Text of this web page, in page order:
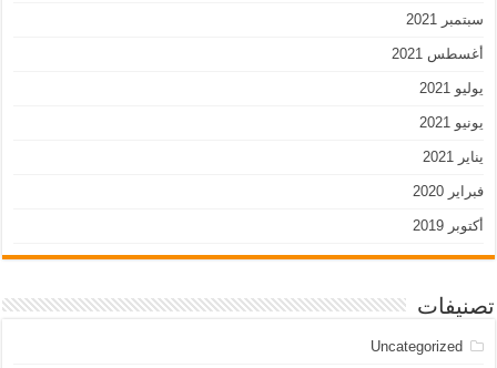
سبتمبر 2021
أغسطس 2021
يوليو 2021
يونيو 2021
يناير 2021
فبراير 2020
أكتوبر 2019
تصنيفات
Uncategorized